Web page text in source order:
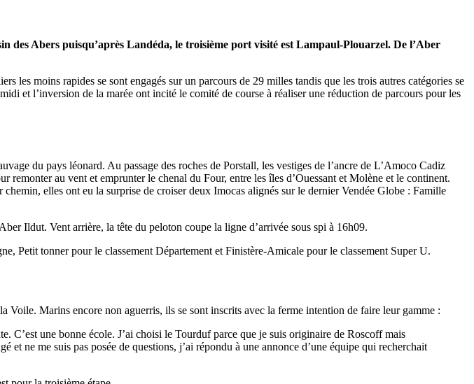
Ultim 32/23, Course au Large,IMOCA, Multi50 - Ocean Fifty ,Transat Café l'Or,Transat Jacques Vabre
4 duos vainqueurs
Abers puisqu’après Landéda, le troisième port visité est Lampaul-Plouarzel. De l’Aber
les moins rapides se sont engagés sur un parcours de 29 milles tandis que les trois autres catégories se
et l’inversion de la marée ont incité le comité de course à réaliser une réduction de parcours pour les
du pays léonard. Au passage des roches de Porstall, les vestiges de l’ancre de L’Amoco Cadiz
au vent et emprunter le chenal du Four, entre les îles d’Ouessant et Molène et le continent.
elles ont eu la surprise de croiser deux Imocas alignés sur le dernier Vendée Globe : Famille
Ildut. Vent arrière, la tête du peloton coupe la ligne d’arrivée sous spi à 16h09.
Petit tonner pour le classement Département et Finistère-Amicale pour le classement Super U.
Marins encore non aguerris, ils se sont inscrits avec la ferme intention de faire leur gamme :
C’est une bonne école. J’ai choisi le Tourduf parce que je suis originaire de Roscoff mais
et ne me suis pas posée de questions, j’ai répondu à une annonce d’une équipe qui recherchait